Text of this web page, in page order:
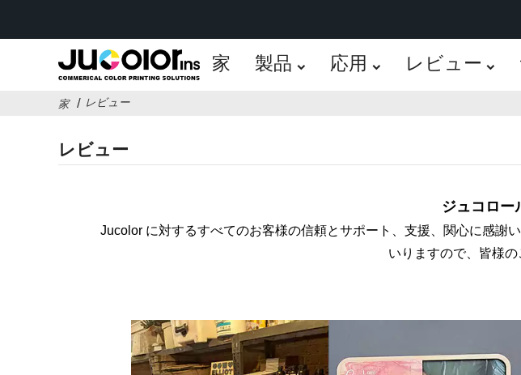
家 製品 応用 レビュー
家 レビュー
レビュー
ジュコロー
Jucolor に対するすべてのお客様の信頼とサポート、支援、関心に感謝
いりますので、皆様の